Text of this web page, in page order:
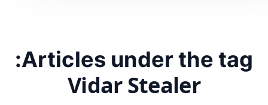
Articles under the tag:
Vidar Stealer